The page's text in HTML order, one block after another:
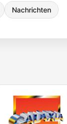
Nachrichten